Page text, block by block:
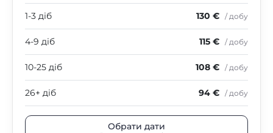
1-3 діб 130 € / добу
4-9 діб 115 € / добу
10-25 діб 108 € / добу
26+ діб 94 € / добу
Обрати дати